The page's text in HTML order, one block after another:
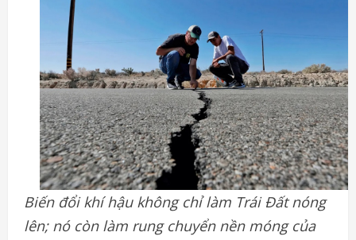
Biến đổi khí hậu không chỉ làm Trái Đất nóng
lên; nó còn làm rung chuyển nền móng của